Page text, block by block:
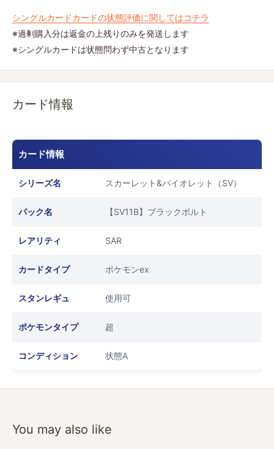
シングルカードカードの状態評価に関してはコチラ
※過剰購入分は返金の上残りのみを発送します
※シングルカードは状態問わず中古となります
カード情報
カード情報
シリーズ名 スカーレット&バイオレット（SV）
パック名 【SV11B】ブラックボルト
レアリティ SAR
カードタイプ ポケモンex
スタンレギュ 使用可
ポケモンタイプ 超
コンディション 状態A
You may also like